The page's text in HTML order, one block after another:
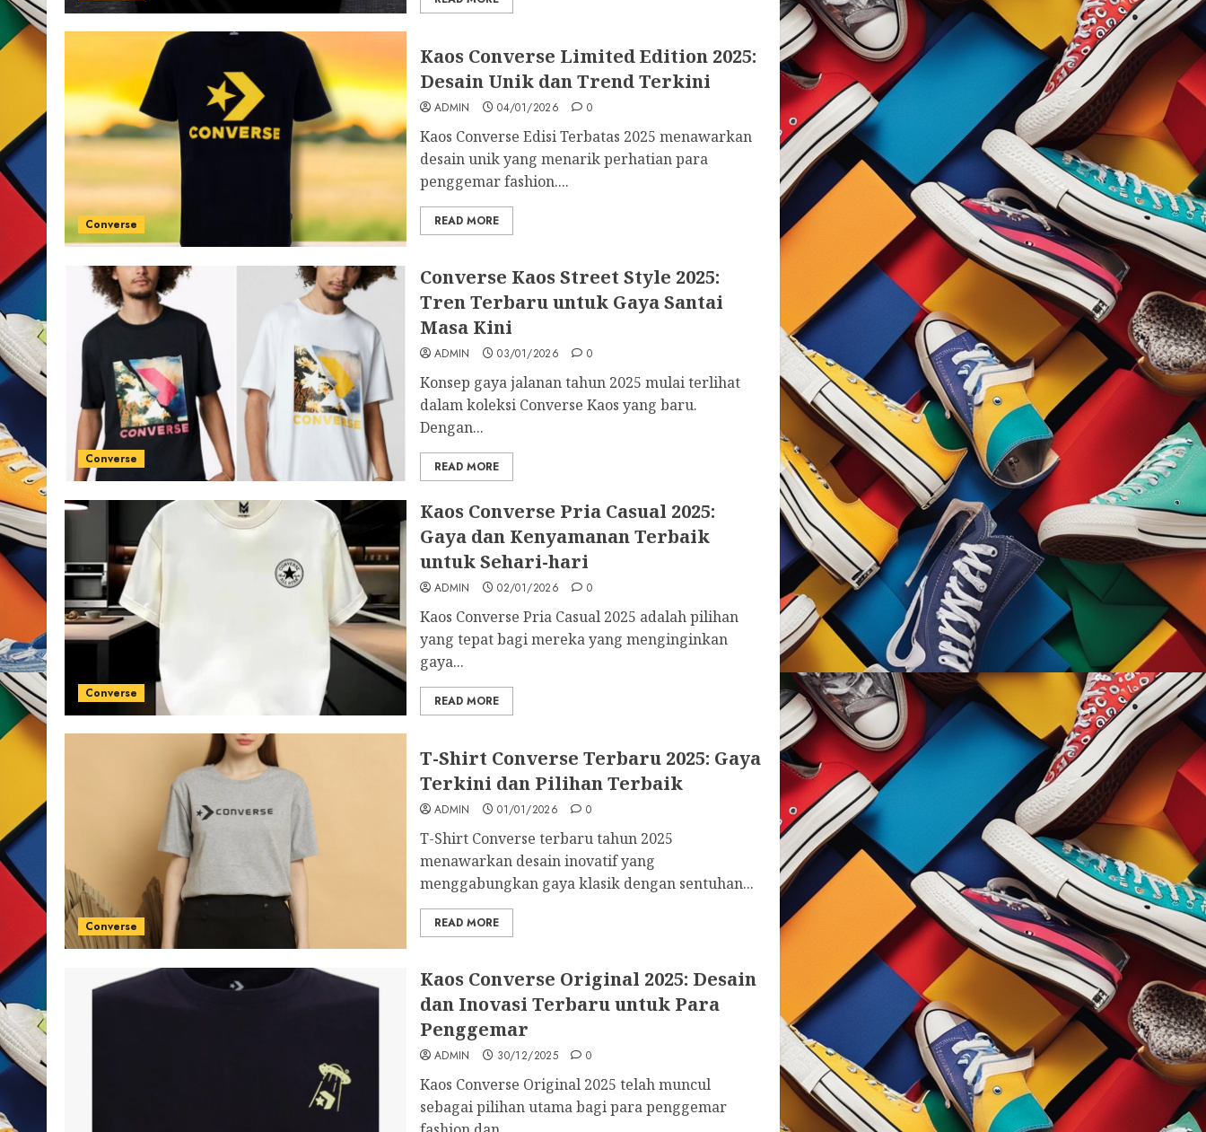
Converse
Kaos Converse Limited Edition 2025:
Desain Unik dan Trend Terkini
ADMIN 04/01/2026 0
Kaos Converse Edisi Terbatas 2025 menawarkan
desain unik yang menarik perhatian para
penggemar fashion....
READ MORE
Converse
Converse Kaos Street Style 2025:
Tren Terbaru untuk Gaya Santai
Masa Kini
ADMIN 03/01/2026 0
Konsep gaya jalanan tahun 2025 mulai terlihat
dalam koleksi Converse Kaos yang baru.
Dengan...
READ MORE
Converse
Kaos Converse Pria Casual 2025:
Gaya dan Kenyamanan Terbaik
untuk Sehari-hari
ADMIN 02/01/2026 0
Kaos Converse Pria Casual 2025 adalah pilihan
yang tepat bagi mereka yang menginginkan
gaya...
READ MORE
Converse
T-Shirt Converse Terbaru 2025: Gaya
Terkini dan Pilihan Terbaik
ADMIN 01/01/2026 0
T-Shirt Converse terbaru tahun 2025
menawarkan desain inovatif yang
menggabungkan gaya klasik dengan sentuhan...
READ MORE
Kaos Converse Original 2025: Desain
dan Inovasi Terbaru untuk Para
Penggemar
ADMIN 30/12/2025 0
Kaos Converse Original 2025 telah muncul
sebagai pilihan utama bagi para penggemar